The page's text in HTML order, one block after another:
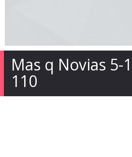
Mas q Novias 5-
110